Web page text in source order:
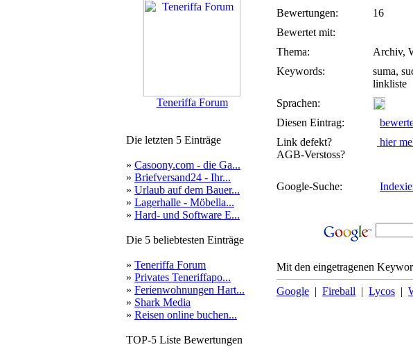
Teneriffa Forum
Die letzten 5 Einträge
» Casoony.com - die Ga...
» Briefversand24 - Ihr...
» Urlaub auf dem Bauer...
» Lagerhalle - Möbella...
» Hard- und Software E...
Die 5 beliebtesten Einträge
» Teneriffa Forum
» Privates Teneriffapo...
» Ferienwohnungen Hart...
» Shark Media
» Reisen online buchen...
TOP-5 Liste Bewertungen
Bewertungen:
16
Bewertet mit:
Thema:
Archiv,
Keywords:
suma,
linkliste
Sprachen:
Diesen Eintrag:
Link defekt?
AGB-Verstoss?
hier
Google-Suche:
Mit den eingetragenen
Google | Fireball | Lycos |